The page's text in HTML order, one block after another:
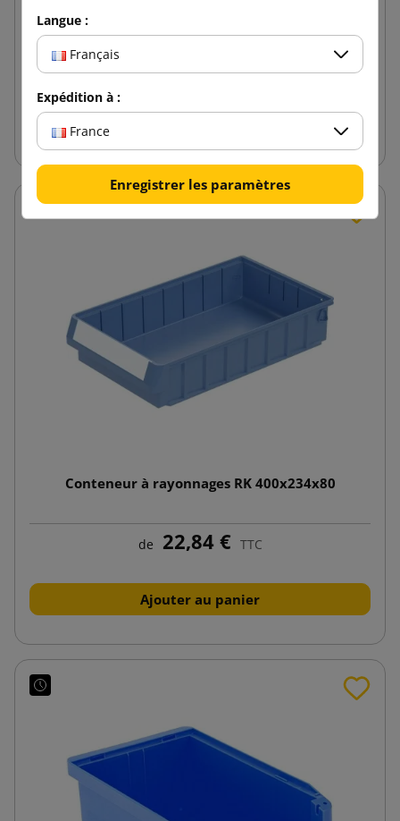
Conteneur à rayonnages RK 400x234x80
de 22,84 € TTC
Ajouter au panier
Langue :
Français
Expédition à :
France
Enregistrer les paramètres